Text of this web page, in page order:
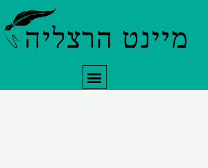
תפריט